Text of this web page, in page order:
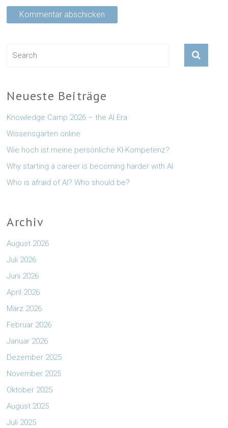
Neueste Beiträge
Knowledge Camp 2026 – the AI Era
Wissensgarten online
Wie hoch ist meine persönliche KI-Kompetenz?
Why starting a career is becoming harder with AI
Who is afraid of AI? Who should be?
Archiv
August 2026
Juli 2026
Juni 2026
April 2026
März 2026
Februar 2026
Januar 2026
Dezember 2025
November 2025
Oktober 2025
August 2025
Juli 2025